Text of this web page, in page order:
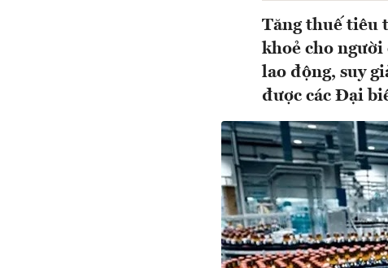
Tăng thuế tiêu
khoẻ cho người
lao động, suy
được các Đại